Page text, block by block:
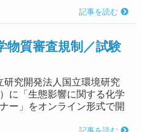
記事を読む
物質審査規制／試験
研究開発法人国立環境研究
に「生態影響に関する化学
ー」をオンライン形式で開